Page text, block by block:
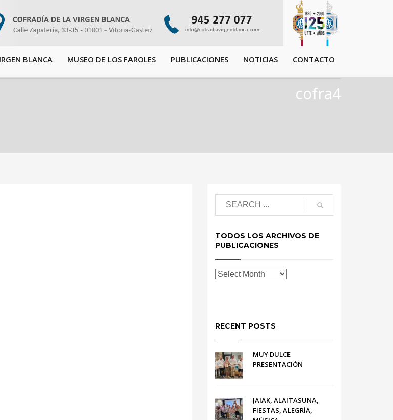
BLANCA MUSEO DE LOS FAROLES PUBLICACIONES NOTICIAS CONTACTO
cofra4
TODOS LOS ARCHIVOS DE
PUBLICACIONES
RECENT POSTS
MUY DULCE
PRESENTACIÓN
JAIAK, ALAITASUNA,
FIESTAS, ALEGRÍA,